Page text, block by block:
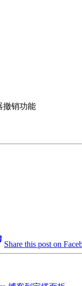
撤销功能
Share this post on